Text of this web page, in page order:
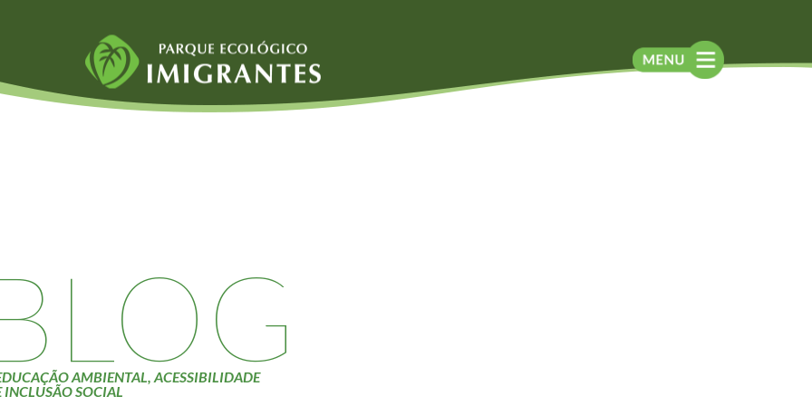
Fauna e Flora
Liquens
Tucano do Bico
Atividades Blog
AMBIENTAL, ACESSIBILIDADE
INCLUSÃO SOCIAL